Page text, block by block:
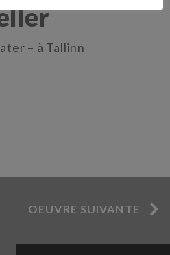
– à Tallinn
OEUVRE SUIVANTE